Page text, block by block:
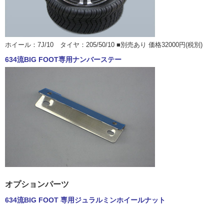
ホイール：7J/10 タイヤ：205/50/10 ■別売あり 価格32000円(税別)
634流BIG FOOT専用ナンバーステー
オプションパーツ
634流BIG FOOT 専用ジュラルミンホイールナット